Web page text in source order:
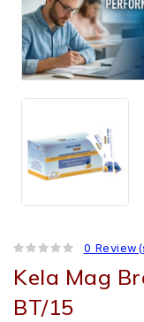
0
Kela Mag
BT/15